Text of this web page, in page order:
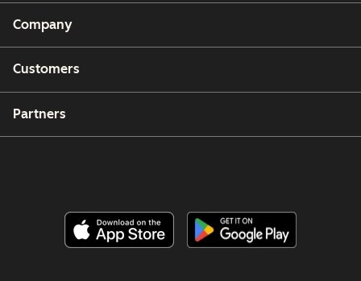
Company
Customers
Partners